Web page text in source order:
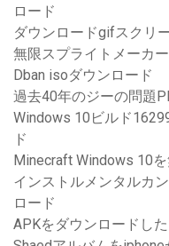
ロード
ダウンロードgifスクリ
無限スプライトメーカ
Dban isoダウンロード
過去40年のジーの問題
Windows 10ビルド
ド
Minecraft Windows 10
インストルメンタルカ
ロード
APKをダウンロードし